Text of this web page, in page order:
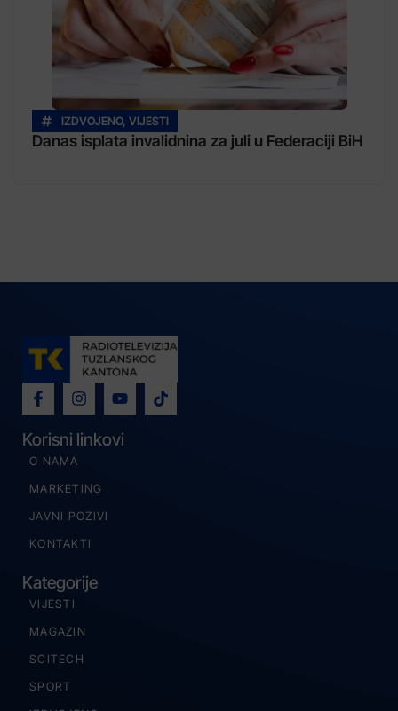
IZDVOJENO, VIJESTI
Danas isplata invalidnina za juli u Federaciji BiH
Korisni linkovi
O NAMA
MARKETING
JAVNI POZIVI
KONTAKTI
Kategorije
VIJESTI
MAGAZIN
SCITECH
SPORT